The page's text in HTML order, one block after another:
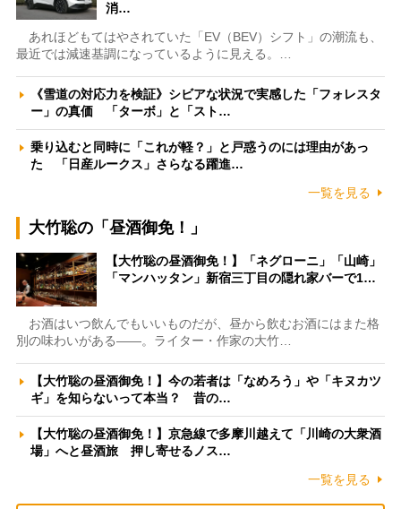
消…
あれほどもてはやされていた「EV（BEV）シフト」の潮流も、
最近では減速基調になっているように見える。…
《雪道の対応力を検証》シビアな状況で実感した「フォレスタ
ー」の真価 「ターボ」と「スト…
乗り込むと同時に「これが軽？」と戸惑うのには理由があっ
た 「日産ルークス」さらなる躍進…
一覧を見る
大竹聡の「昼酒御免！」
【大竹聡の昼酒御免！】「ネグローニ」「山崎」
「マンハッタン」新宿三丁目の隠れ家バーで1…
お酒はいつ飲んでもいいものだが、昼から飲むお酒にはまた格
別の味わいがある――。ライター・作家の大竹…
【大竹聡の昼酒御免！】今の若者は「なめろう」や「キヌカツ
ギ」を知らないって本当？ 昔の…
【大竹聡の昼酒御免！】京急線で多摩川越えて「川崎の大衆酒
場」へと昼酒旅 押し寄せるノス…
一覧を見る